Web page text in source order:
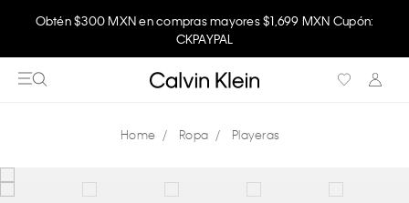
Obtén $300 MXN en compras mayores $1,699 MXN Cupón:
CKPAYPAL
Ropa Playeras